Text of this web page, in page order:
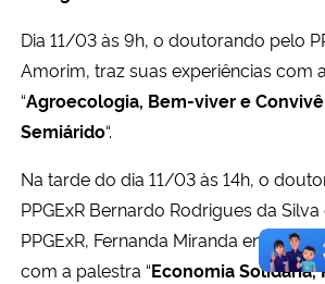
Dia 11/03 às 9h, o doutorando pelo
Amorim, traz suas experiências com
“Agroecologia, Bem-viver e
Semiárido“.
Na tarde do dia 11/03 às 14h, o
PPGExR Bernardo Rodrigues da
PPGExR, Fernanda Miranda
com a palestra “Economia Solidária,